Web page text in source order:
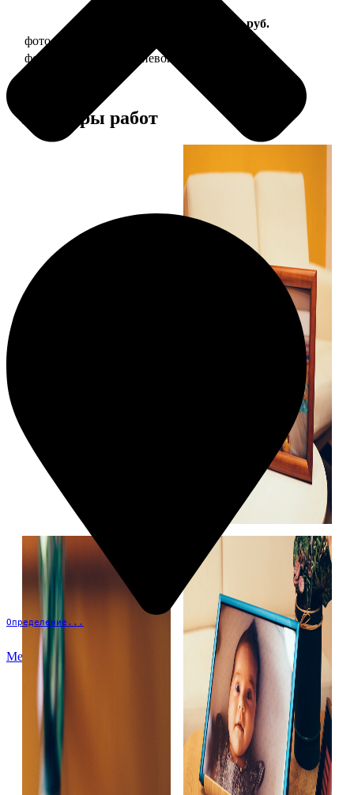
Определение...
Меню
Цена, руб.
фото 20х30 в деревянной рамке
фото 20х30 в алюминиевой рамке
Примеры работ